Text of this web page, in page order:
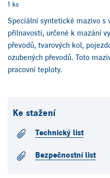
1 ks
Speciální syntetické mazivo s
přilnavostí, určené k mazání
převodů, tvarových kol,
ozubených převodů. Toto
pracovní teploty.
Ke stažení
Technický list
Bezpečnostní list